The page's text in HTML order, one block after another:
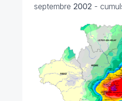
septembre 2002 -